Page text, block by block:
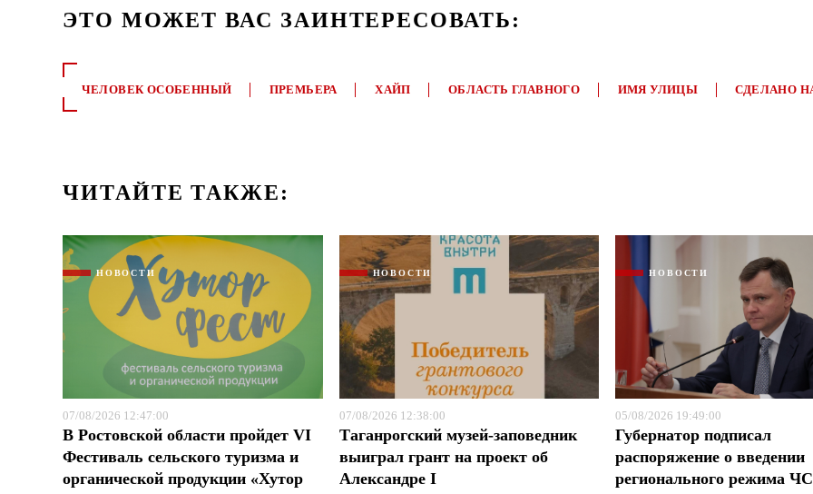
ЭТО МОЖЕТ ВАС ЗАИНТЕРЕСОВАТЬ:
ЧЕЛОВЕК ОСОБЕННЫЙ ПРЕМЬЕРА ХАЙП ОБЛАСТЬ ГЛАВНОГО ИМЯ УЛИЦЫ СДЕЛАНО
ЧИТАЙТЕ ТАКЖЕ:
НОВОСТИ
07/08/2026 12:47:00
В Ростовской области пройдет VI
Фестиваль сельского туризма и
органической продукции «Хутор
НОВОСТИ
07/08/2026 12:38:00
Таганрогский музей-заповедник
выиграл грант на проект об
Александре I
НОВОСТИ
05/08/2026 19:49:00
Губернатор подписал
распоряжение о введении
регионального режима ЧС
политикой конфиденциальности и защиты
политикой конфиденциальности и защиты